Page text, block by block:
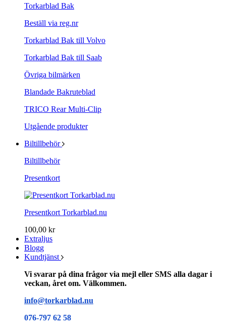
Torkarblad Bak
Beställ via reg.nr
Torkarblad Bak till Volvo
Torkarblad Bak till Saab
Övriga bilmärken
Blandade Bakruteblad
TRICO Rear Multi-Clip
Utgående produkter
Biltillbehör
Biltillbehör
Presentkort
Presentkort Torkarblad.nu
100,00 kr
Extraljus
Blogg
Kundtjänst
Vi svarar på dina frågor via mejl eller SMS alla dagar i
veckan, året om. Välkommen.
info@torkarblad.nu
076-797 62 58